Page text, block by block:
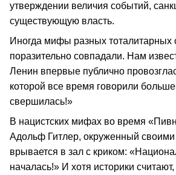
утверждении величия событий,
существующую власть.
Иногда мифы разных тоталитарных
поразительно совпадали. Нам
Ленин впервые публично
которой все время говорили
свершилась!»
В нацистских мифах во время
Адольф Гитлер, окруженный своими
врывается в зал с криком:
началась!» И хотя историки